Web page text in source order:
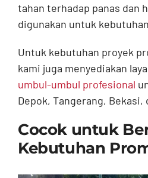
tahan terhadap panas dan
digunakan untuk
Untuk kebutuhan proyek
kami juga menyediakan
umbul-umbul profesional
Depok, Tangerang, Bekasi,
Cocok untuk
Kebutuhan